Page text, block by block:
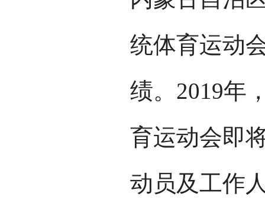
统体育运动
绩。2019年
育运动会即
动员及工作